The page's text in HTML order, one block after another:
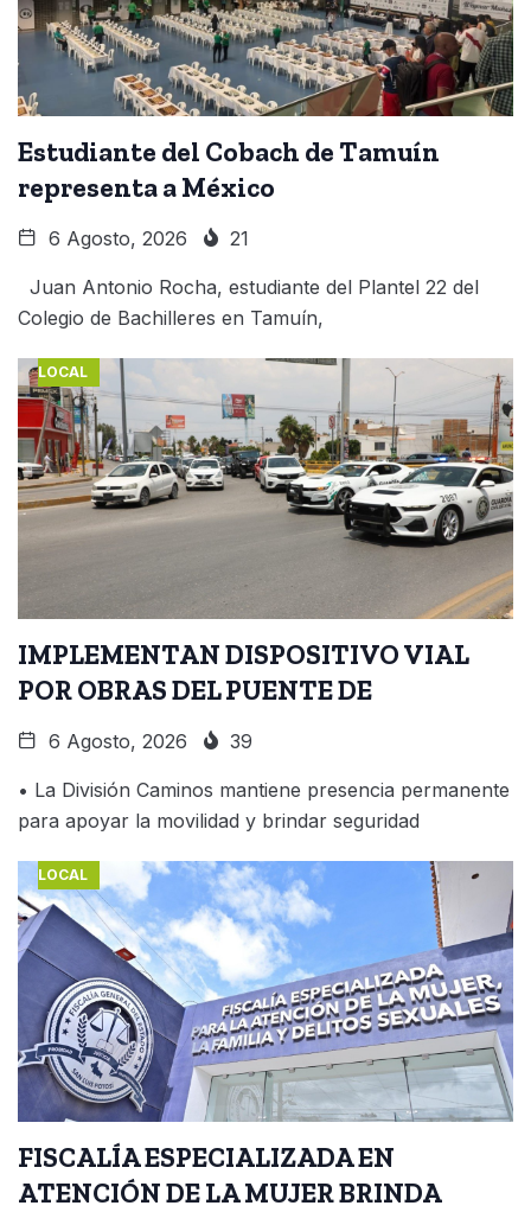
Estudiante del Cobach de Tamuín
representa a México
6 Agosto, 2026 21
Juan Antonio Rocha, estudiante del Plantel 22 del
Colegio de Bachilleres en Tamuín,
LOCAL
IMPLEMENTAN DISPOSITIVO VIAL
POR OBRAS DEL PUENTE DE
6 Agosto, 2026 39
• La División Caminos mantiene presencia permanente
para apoyar la movilidad y brindar seguridad
LOCAL
FISCALÍA ESPECIALIZADA EN
ATENCIÓN DE LA MUJER BRINDA